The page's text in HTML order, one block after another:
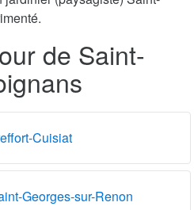
de Saint-
Cuisiat
Georges-sur-Renon